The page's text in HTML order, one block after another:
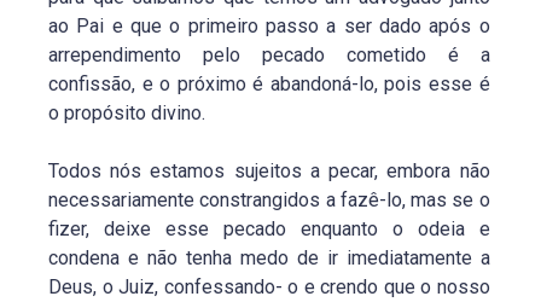
ao Pai e que o primeiro passo a ser dado após o
arrependimento pelo pecado cometido é a
confissão, e o próximo é abandoná-lo, pois esse é
o propósito divino.
Todos nós estamos sujeitos a pecar, embora não
necessariamente constrangidos a fazê-lo, mas se o
fizer, deixe esse pecado enquanto o odeia e
condena e não tenha medo de ir imediatamente a
Deus, o Juiz, confessando- o e crendo que o nosso